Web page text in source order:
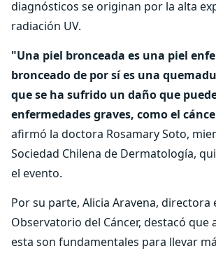
diagnósticos se originan por la alta
radiación UV.
"Una piel bronceada es una piel
bronceado de por sí es una
que se ha sufrido un daño que
enfermedades graves, como el
afirmó la doctora Rosamary Soto,
Sociedad Chilena de Dermatología,
el evento.
Por su parte, Alicia Aravena, directora
Observatorio del Cáncer, destacó que
esta son fundamentales para llevar